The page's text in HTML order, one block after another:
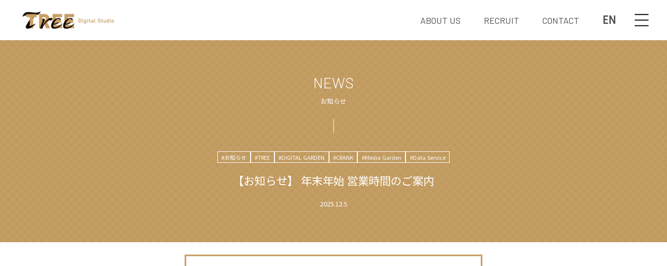
EN
ABOUT US RECRUIT CONTACT
NEWS
お知らせ
#お知らせ #TREE #DIGITAL GARDEN #CRANK #Media Garden #Data Service
【お知らせ】 年末年始 営業時間のご案内
2025.12.5